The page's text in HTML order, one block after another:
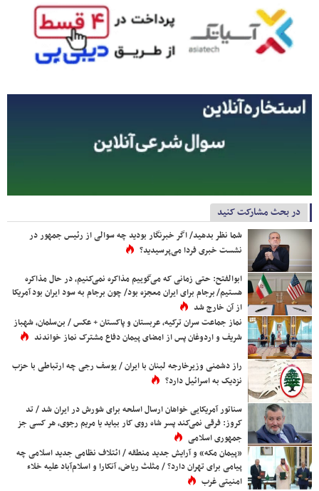
در بحث مشارکت کنید
شما نظر بدهید/ اگر خبرنگار بودید چه سوالی از رئیس جمهور در
نشست خبری فردا می‌پرسیدید؟
ابوالفتح: حتی زمانی که می‌گوییم مذاکره نمی‌کنیم، در حال مذاکره
هستیم/ برجام برای ایران معجزه بود/ چون برجام به سود ایران بود آمریکا
از آن خارج شد
نماز جماعت سران ترکیه، عربستان و پاکستان + عکس / بن‌سلمان، شهباز
شریف و اردوغان پس از امضای پیمان دفاع مشترک نماز خواندند
راز دشمنی وزیرخارجه لبنان با ایران / یوسف رجی چه ارتباطی با حزب
نزدیک به اسرائیل دارد؟
سناتور آمریکایی خواهان ارسال اسلحه برای شورش در ایران شد / تد
کروز: فرقی نمی‌کند پسر شاه روی کار بیاید یا مریم رجوی، هر کسی جز
جمهوری اسلامی
«پیمان مکه» و آرایش جدید منطقه / ائتلاف نظامی جدید اسلامی چه
پیامی برای تهران دارد؟ / مثلث ریاض، آنکارا و اسلام‌آباد علیه خلاء
امنیتی غرب